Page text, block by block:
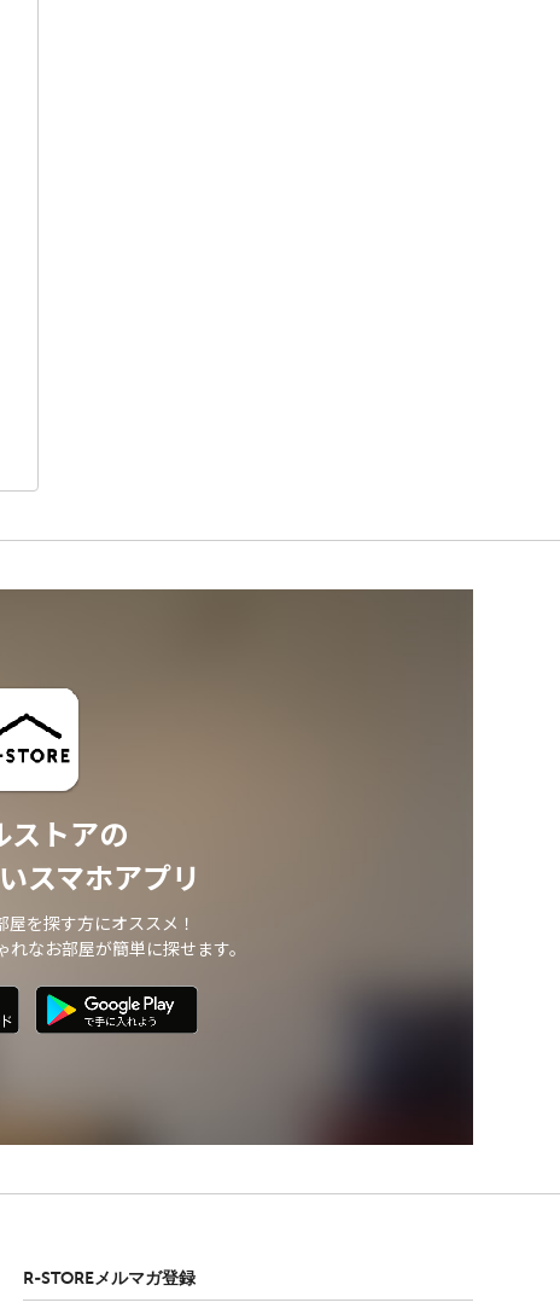
ストアの
スマホアプリ
屋を探す方にオススメ！
なお部屋が簡単に探せます。
R-STOREメルマガ登録